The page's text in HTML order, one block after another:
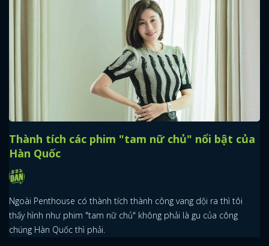
Thành tích các phim "tam nữ chủ" nổi bật của
Hàn Quốc
Ngoài Penthouse có thành tích thành công vang dội ra thì tôi
thấy hình như phim "tam nữ chủ" không phải là gu của công
chúng Hàn Quốc thì phải.